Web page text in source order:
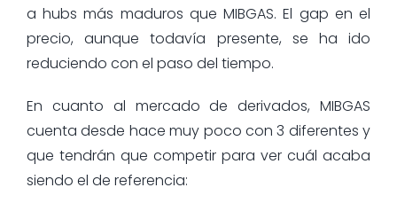
a hubs más maduros que MIBGAS. El gap en el
precio, aunque todavía presente, se ha ido
reduciendo con el paso del tiempo.
En cuanto al mercado de derivados, MIBGAS
cuenta desde hace muy poco con 3 diferentes y
que tendrán que competir para ver cuál acaba
siendo el de referencia: